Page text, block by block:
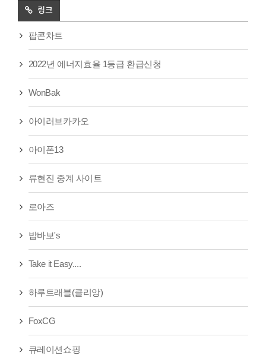
링크
팝콘차트
2022년 에너지효율 1등급 환급신청
WonBak
아이러브카카오
아이폰13
류현진 중계 사이트
로아즈
밥바보's
Take it Easy....
하루트래블(클리앙)
FoxCG
큐레이션쇼핑